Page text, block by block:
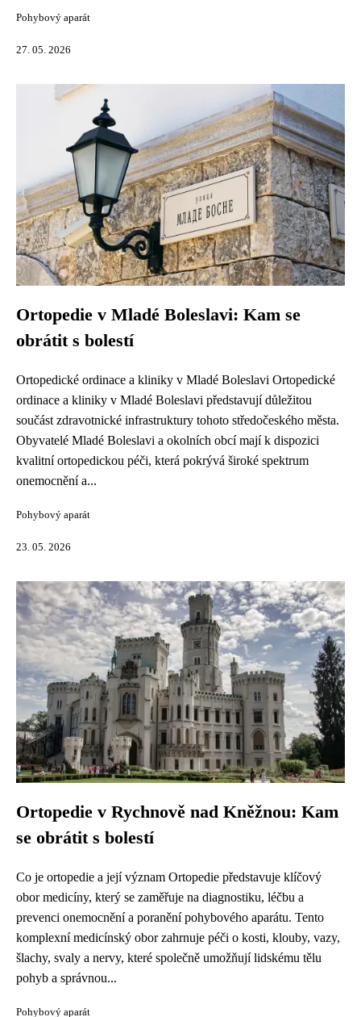
Pohybový aparát
27. 05. 2026
Ortopedie v Mladé Boleslavi: Kam se
obrátit s bolestí
Ortopedické ordinace a kliniky v Mladé Boleslavi Ortopedické
ordinace a kliniky v Mladé Boleslavi představují důležitou
součást zdravotnické infrastruktury tohoto středočeského města.
Obyvatelé Mladé Boleslavi a okolních obcí mají k dispozici
kvalitní ortopedickou péči, která pokrývá široké spektrum
onemocnění a...
Pohybový aparát
23. 05. 2026
Ortopedie v Rychnově nad Kněžnou: Kam
se obrátit s bolestí
Co je ortopedie a její význam Ortopedie představuje klíčový
obor medicíny, který se zaměřuje na diagnostiku, léčbu a
prevenci onemocnění a poranění pohybového aparátu. Tento
komplexní medicínský obor zahrnuje péči o kosti, klouby, vazy,
šlachy, svaly a nervy, které společně umožňují lidskému tělu
pohyb a správnou...
Pohybový aparát